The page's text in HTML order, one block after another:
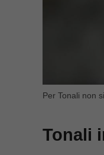
Per Tonali non
Tonali